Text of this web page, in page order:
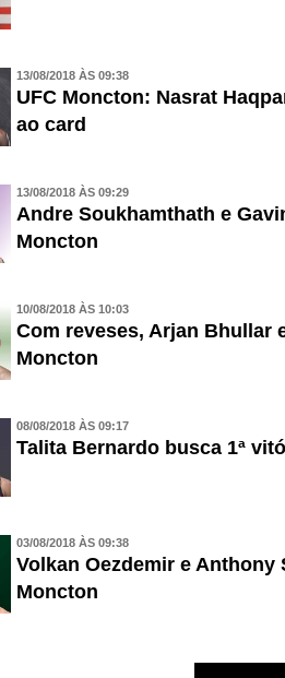
13/08/2018 ÀS 09:38
UFC Moncton: Nasrat
ao card
13/08/2018 ÀS 09:29
Andre Soukhamthath e
Moncton
10/08/2018 ÀS 10:03
Com reveses, Arjan Bhullar
Moncton
08/08/2018 ÀS 09:17
Talita Bernardo busca 1ª
03/08/2018 ÀS 09:38
Volkan Oezdemir e
Moncton